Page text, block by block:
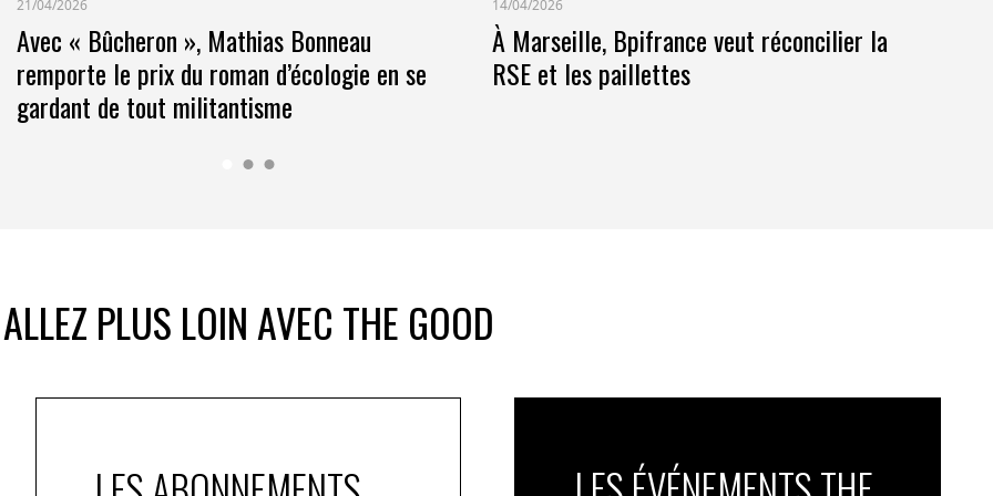
21/04/2026
Avec « Bûcheron », Mathias Bonneau
remporte le prix du roman d’écologie en se
gardant de tout militantisme
14/04/2026
À Marseille, Bpifrance veut réconcilier la
RSE et les paillettes
ALLEZ PLUS LOIN AVEC THE GOOD